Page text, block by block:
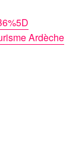
Ardèche